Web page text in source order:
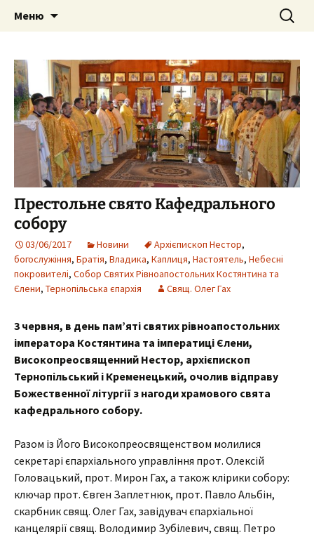
Собор Святих
Рівноапостольних
Костянтина і Єлени, м.
Тернопіль
Собор Святих Рівноапостольних
Костянтина і Єленипіль.
Тернопільська єпархія УПЦ Київського
Патріархату
Меню Пошук:
Престольне свято Кафедрального
собору
03/06/2017 Новини Архієпископ Нестор,
богослужіння, Братія, Владика, Каплиця, Настоятель, Небесні
покровителі, Собор Святих Рівноапостольних Костянтина та
Єлени, Тернопільська єпархія Свящ. Олег Гах
3 червня, в день пам’яті святих рівноапостольних
імператора Костянтина та імператиці Єлени,
Високопреосвященний Нестор, архієпископ
Тернопільський і Кременецький, очолив відправу
Божественної літургії з нагоди храмового свята
кафедрального собору.
Разом із Його Високопреосвященством молилися
секретарі єпархіального управління прот. Олексій
Головацький, прот. Мирон Гах, а також клірики собору:
ключар прот. Євген Заплетнюк, прот. Павло Альбін,
скарбник свящ. Олег Гах, завідувач єпархіальної
канцелярії свящ. Володимир Зубілевич, свящ. Петро